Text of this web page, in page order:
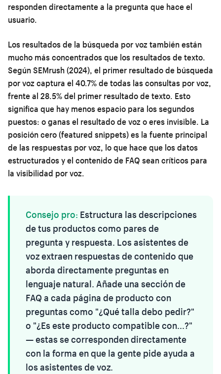
responden directamente a la pregunta que hace el
usuario.
Los resultados de la búsqueda por voz también están
mucho más concentrados que los resultados de texto.
Según SEMrush (2024), el primer resultado de búsqueda
por voz captura el 40.7% de todas las consultas por voz,
frente al 28.5% del primer resultado de texto. Esto
significa que hay menos espacio para los segundos
puestos: o ganas el resultado de voz o eres invisible. La
posición cero (featured snippets) es la fuente principal
de las respuestas por voz, lo que hace que los datos
estructurados y el contenido de FAQ sean críticos para
la visibilidad por voz.
Consejo pro: Estructura las descripciones
de tus productos como pares de
pregunta y respuesta. Los asistentes de
voz extraen respuestas de contenido que
aborda directamente preguntas en
lenguaje natural. Añade una sección de
FAQ a cada página de producto con
preguntas como "¿Qué talla debo pedir?"
o "¿Es este producto compatible con...?"
— estas se corresponden directamente
con la forma en que la gente pide ayuda a
los asistentes de voz.